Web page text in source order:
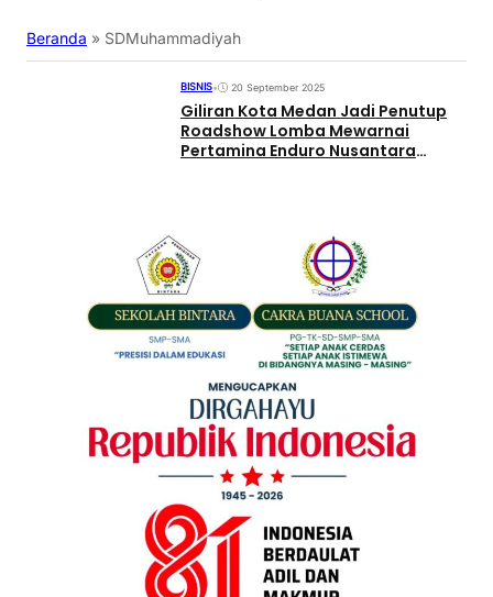
Beranda » SDMuhammadiyah
BISNIS• 20 September 2025
Giliran Kota Medan Jadi Penutup
Roadshow Lomba Mewarnai
Pertamina Enduro Nusantara